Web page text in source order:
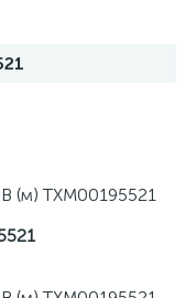
(м) ТХМ00195521